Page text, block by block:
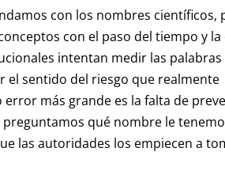
con los nombres científicos,
con el paso del tiempo y
intentan medir las
el sentido del riesgo que realmente
más grande es la falta de
qué nombre le
las autoridades los empiecen a